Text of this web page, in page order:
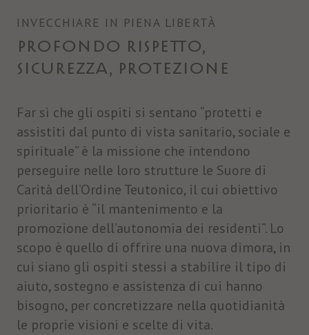
INVECCHIARE IN PIENA LIBERTÀ
PROFONDO RISPETTO,
SICUREZZA, PROTEZIONE
Far sì che gli ospiti si sentano “protetti e
assistiti dal punto di vista sanitario, sociale e
spirituale” è la missione che intendono
perseguire nelle loro strutture le Suore di
Carità dell’Ordine Teutonico, il cui obiettivo
prioritario è “il mantenimento e la
promozione dell’autonomia dei residenti”. Lo
scopo è quello di offrire una nuova dimora, in
cui siano gli ospiti stessi a stabilire il tipo di
aiuto, sostegno e assistenza di cui hanno
bisogno, per concretizzare nella quotidianità
le proprie visioni e scelte di vita.